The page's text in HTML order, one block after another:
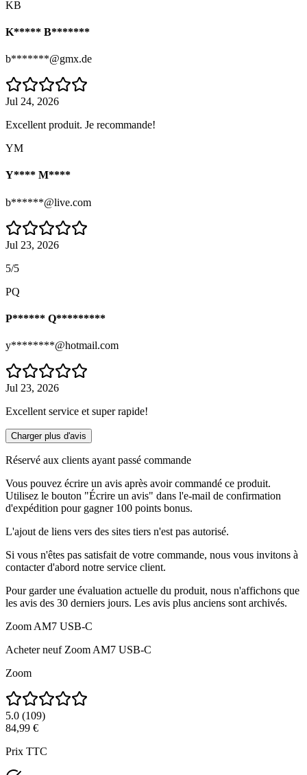
KB
K***** B*******
b*******@gmx.de
Jul 24, 2026
Excellent produit. Je recommande!
YM
Y**** M****
b******@live.com
Jul 23, 2026
5/5
PQ
P****** Q*********
y********@hotmail.com
Jul 23, 2026
Excellent service et super rapide!
Charger plus d'avis
Réservé aux clients ayant passé commande
Vous pouvez écrire un avis après avoir commandé ce produit.
Utilisez le bouton "Écrire un avis" dans l'e-mail de confirmation
d'expédition pour gagner 100 points bonus.
L'ajout de liens vers des sites tiers n'est pas autorisé.
Si vous n'êtes pas satisfait de votre commande, nous vous invitons à
contacter d'abord notre service client.
Pour garder une évaluation actuelle du produit, nous n'affichons que
les avis des 30 derniers jours. Les avis plus anciens sont archivés.
Zoom AM7 USB-C
Acheter neuf Zoom AM7 USB-C
Zoom
5.0 (109)
84,99 €
Prix TTC